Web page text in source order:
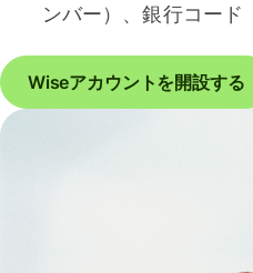
ンバー）、銀行コード
Wiseアカウントを開設する